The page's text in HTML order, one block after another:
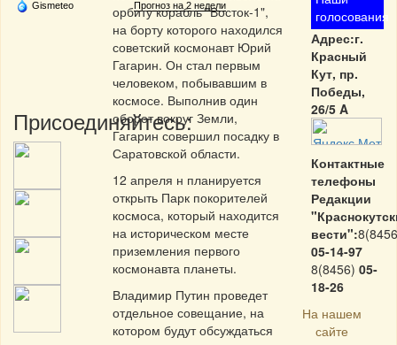
Gismeteo Прогноз на 2 недели
Присоединяйтесь:
орбиту корабль "Восток-1",
на борту которого находился
советский космонавт Юрий
Гагарин. Он стал первым
человеком, побывавшим в
космосе. Выполнив один
оборот вокруг Земли,
Гагарин совершил посадку в
Саратовской области.
12 апреля н планируется
открыть Парк покорителей
космоса, который находится
на историческом месте
приземления первого
космонавта планеты.
Владимир Путин проведет
отдельное совещание, на
котором будут обсуждаться
голосования
Адрес:г.
Красный
Кут, пр.
Победы,
26/5 A
Контактные
телефоны
Редакции
вести":
05-14-97
8(8456) 05-
18-26
На нашем
сайте